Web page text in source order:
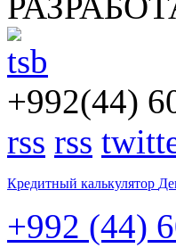
+992(44)
rss rss
Кредитный калькулятор
+992 (44)